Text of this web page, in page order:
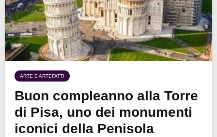
ARTE E ARTEFATTI
Buon compleanno alla Torre
di Pisa, uno dei monumenti
iconici della Penisola